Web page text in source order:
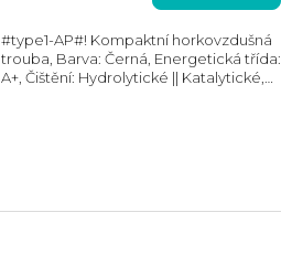
#type1-AP#! Kompaktní horkovzdušná
trouba, Barva: Černá, Energetická třída:
A+, Čištění: Hydrolytické || Katalytické,